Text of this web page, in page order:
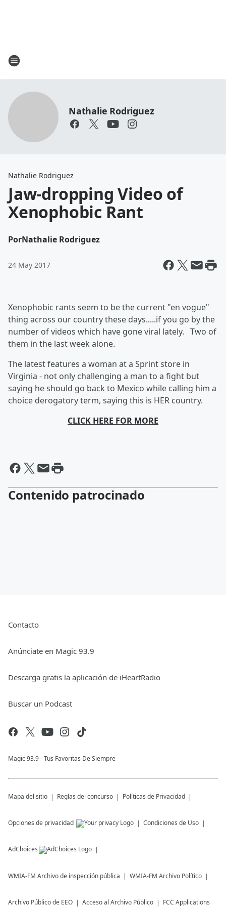
Nathalie Rodriguez
Nathalie Rodriguez
Jaw-dropping Video of
Xenophobic Rant
PorNathalie Rodriguez
24 May 2017
Xenophobic rants seem to be the current "en vogue"
thing across our country these days.....if you go by the
number of videos which have gone viral lately. Two of
them in the last week alone.
The latest features a woman at a Sprint store in
Virginia - not only challenging a man to a fight but
saying he should go back to Mexico while calling him a
choice derogatory term, saying this is HER country.
CLICK HERE FOR MORE
Contenido patrocinado
Contacto
Anúnciate en Magic 93.9
Descarga gratis la aplicación de iHeartRadio
Buscar un Podcast
Magic 93.9 - Tus Favoritas De Siempre
Mapa del sitio Reglas del concurso Políticas de Privacidad
Opciones de privacidad Condiciones de Uso
AdChoices
WMIA-FM Archivo de inspección pública WMIA-FM Archivo Político
Archivo Público de EEO Acceso al Archivo Público FCC Applications